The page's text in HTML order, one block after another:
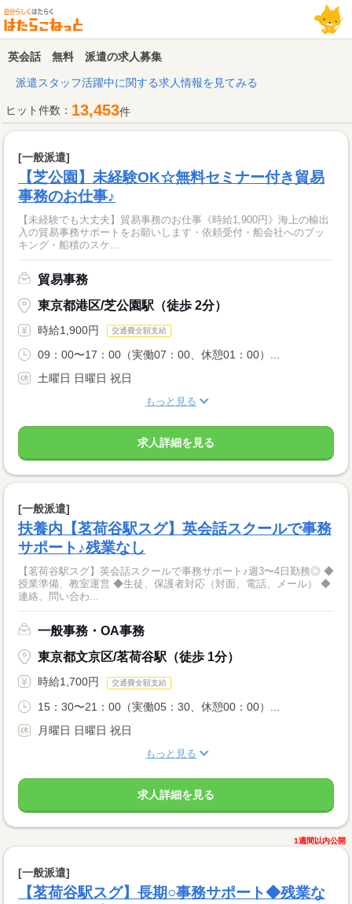
英会話 無料 派遣の求人募集
派遣スタッフ活躍中に関する求人情報を見てみる
ヒット件数： 13,453件
[一般派遣]
【芝公園】未経験OK☆無料セミナー付き貿易
事務のお仕事♪
【未経験でも大丈夫】貿易事務のお仕事《時給1,900円》海上の輸出
入の貿易事務サポートをお願いします・依頼受付・船会社へのブッ
キング・船積のスケ...
貿易事務
東京都港区/芝公園駅（徒歩 2分）
時給1,900円 交通費全額支給
09：00〜17：00（実働07：00、休憩01：00）...
土曜日 日曜日 祝日
もっと見る
求人詳細を見る
[一般派遣]
扶養内【茗荷谷駅スグ】英会話スクールで事務
サポート♪残業なし
【茗荷谷駅スグ】英会話スクールで事務サポート♪週3〜4日勤務◎ ◆
授業準備、教室運営 ◆生徒、保護者対応（対面、電話、メール） ◆
連絡、問い合わ...
一般事務・OA事務
東京都文京区/茗荷谷駅（徒歩 1分）
時給1,700円 交通費全額支給
15：30〜21：00（実働05：30、休憩00：00）...
月曜日 日曜日 祝日
もっと見る
求人詳細を見る
1週間以内公開
[一般派遣]
【茗荷谷駅スグ】長期○事務サポート◆残業な